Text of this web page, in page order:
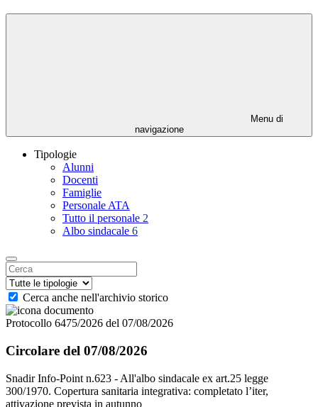
Menu di
navigazione
Tipologie
Alunni
Docenti
Famiglie
Personale ATA
Tutto il personale 2
Albo sindacale 6
Cerca anche nell'archivio storico
Protocollo 6475/2026 del 07/08/2026
Circolare del 07/08/2026
Snadir Info-Point n.623 - All'albo sindacale ex art.25 legge
300/1970. Copertura sanitaria integrativa: completato l’iter,
attivazione prevista in autunno